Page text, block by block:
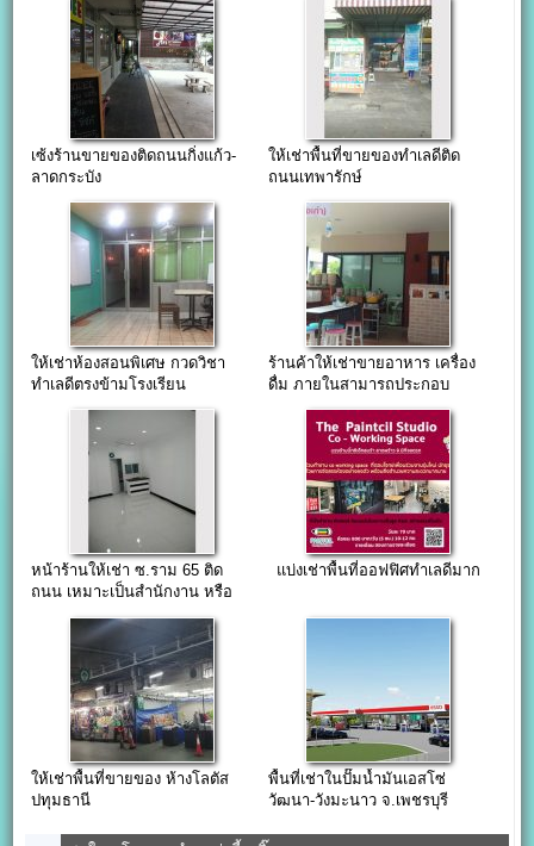
เซ้งร้านขายของติดถนนกิ่งแก้ว-
ลาดกระบัง
ให้เช่าพื้นที่ขายของทำเลดีติด
ถนนเทพารักษ์
ให้เช่าห้องสอนพิเศษ กวดวิชา
ทำเลดีตรงข้ามโรงเรียน
ร้านค้าให้เช่าขายอาหาร เครื่อง
ดื่ม ภายในสามารถประกอบ
อาหารได้
หน้าร้านให้เช่า ซ.ราม 65 ติด
ถนน เหมาะเป็นสำนักงาน หรือ
แบ่งเช่าพื้นที่ออฟฟิศทำเลดีมาก
ให้เช่าพื้นที่ขายของ ห้างโลตัส
ปทุมธานี
พื้นที่เช่าในปั๊มน้ำมันเอสโซ่
วัฒนา-วังมะนาว จ.เพชรบุรี